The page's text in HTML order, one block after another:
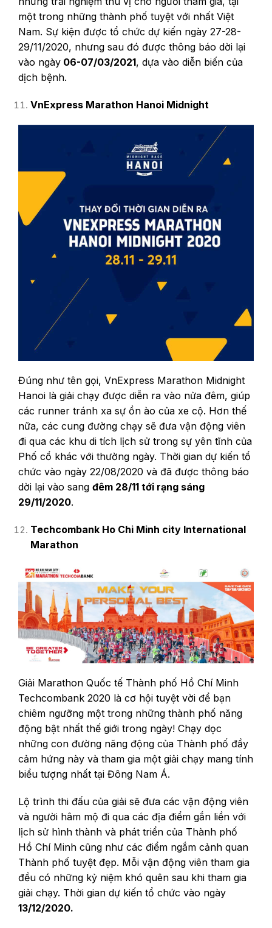
một trong những thành phố tuyệt với nhất Việt
Nam. Sự kiện được tổ chức dự kiến ngày 27-28-
29/11/2020, nhưng sau đó được thông báo dời lại
vào ngày 06-07/03/2021, dựa vào diễn biến của
dịch bệnh.
VnExpress Marathon Hanoi Midnight
Đúng như tên gọi, VnExpress Marathon Midnight
Hanoi là giải chạy được diễn ra vào nửa đêm, giúp
các runner tránh xa sự ồn ào của xe cộ. Hơn thế
nữa, các cung đường chạy sẽ đưa vận động viên
đi qua các khu di tích lịch sử trong sự yên tĩnh của
Phố cổ khác với thường ngày. Thời gian dự kiến tổ
chức vào ngày 22/08/2020 và đã được thông báo
dời lại vào sang đêm 28/11 tới rạng sáng
29/11/2020.
Techcombank Ho Chi Minh city International
Marathon
Giải Marathon Quốc tế Thành phố Hồ Chí Minh
Techcombank 2020 là cơ hội tuyệt vời để bạn
chiêm ngưỡng một trong những thành phố năng
động bật nhất thế giới trong ngày! Chạy dọc
những con đường năng động của Thành phố đầy
cảm hứng này và tham gia một giải chạy mang tính
biểu tượng nhất tại Đông Nam Á.
Lộ trình thi đấu của giải sẽ đưa các vận động viên
và người hâm mộ đi qua các địa điểm gắn liền với
lịch sử hình thành và phát triển của Thành phố
Hồ Chí Minh cũng như các điểm ngắm cảnh quan
Thành phố tuyệt đẹp. Mỗi vận động viên tham gia
đều có những kỷ niệm khó quên sau khi tham gia
giải chạy. Thời gian dự kiến tổ chức vào ngày
13/12/2020.